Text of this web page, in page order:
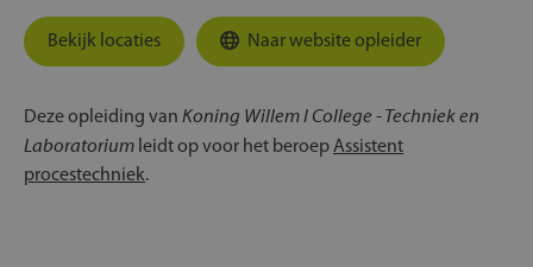
Bekijk locaties Naar website opleider
Deze opleiding van Koning Willem I College - Techniek en
Laboratorium leidt op voor het beroepAssistent
procestechniek.